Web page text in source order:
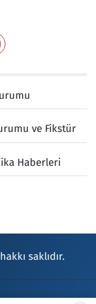
ve Fikstür
Haberleri
saklıdır.